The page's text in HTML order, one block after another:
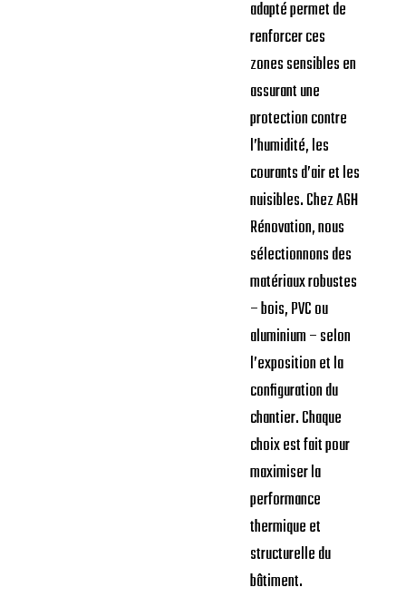
adapté permet de
renforcer ces
zones sensibles en
assurant une
protection contre
l’humidité, les
courants d’air et les
nuisibles. Chez AGH
Rénovation, nous
sélectionnons des
matériaux robustes
– bois, PVC ou
aluminium – selon
l’exposition et la
configuration du
chantier. Chaque
choix est fait pour
maximiser la
performance
thermique et
structurelle du
bâtiment.